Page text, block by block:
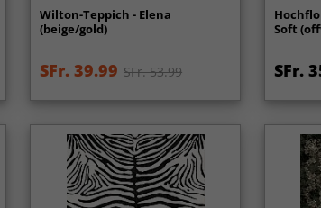
Wilton-Teppich - Elena
(beige/gold)
SFr. 39.99 SFr. 53.99
Soft
SFr.